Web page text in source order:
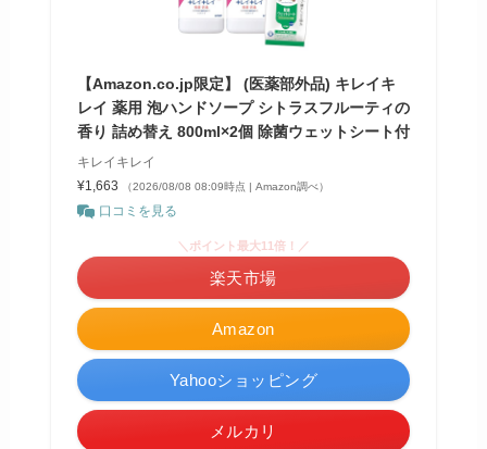
【Amazon.co.jp限定】 (医薬部外品) キレイキ
レイ 薬用 泡ハンドソープ シトラスフルーティの
香り 詰め替え 800ml×2個 除菌ウェットシート付
キレイキレイ
¥1,663
（2026/08/08 08:09時点 | Amazon調べ）
口コミを見る
Amazon
＼ポイント最大11倍！／
楽天市場
Yahooショッピング
メルカリ